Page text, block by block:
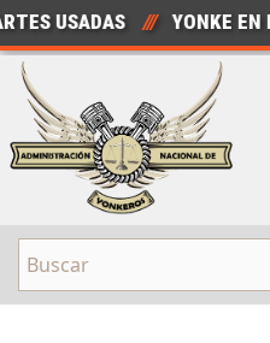
Saltar
al
contenido
USADAS /// YONKE EN